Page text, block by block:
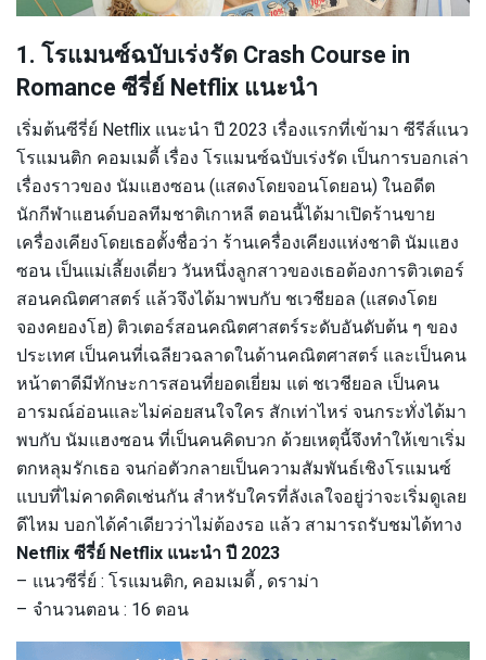
1. โรแมนซ์ฉบับเร่งรัด Crash Course in
Romance ซีรี่ย์ Netflix แนะนำ
เริ่มต้นซีรี่ย์ Netflix แนะนำ ปี 2023 เรื่องแรกที่เข้ามา ซีรีส์แนว
โรแมนติก คอมเมดี้ เรื่อง โรแมนซ์ฉบับเร่งรัด เป็นการบอกเล่า
เรื่องราวของ นัมแฮงซอน (แสดงโดยจอนโดยอน) ในอดีต
นักกีฬาแฮนด์บอลทีมชาติเกาหลี ตอนนี้ได้มาเปิดร้านขาย
เครื่องเคียงโดยเธอตั้งชื่อว่า ร้านเครื่องเคียงแห่งชาติ นัมแฮง
ซอน เป็นแม่เลี้ยงเดี่ยว วันหนึ่งลูกสาวของเธอต้องการติวเตอร์
สอนคณิตศาสตร์ แล้วจึงได้มาพบกับ ชเวชียอล (แสดงโดย
จองคยองโฮ) ติวเตอร์สอนคณิตศาสตร์ระดับอันดับต้น ๆ ของ
ประเทศ เป็นคนที่เฉลียวฉลาดในด้านคณิตศาสตร์ และเป็นคน
หน้าตาดีมีทักษะการสอนที่ยอดเยี่ยม แต่ ชเวชียอล เป็นคน
อารมณ์อ่อนและไม่ค่อยสนใจใคร สักเท่าไหร่ จนกระทั่งได้มา
พบกับ นัมแฮงซอน ที่เป็นคนคิดบวก ด้วยเหตุนี้จึงทำให้เขาเริ่ม
ตกหลุมรักเธอ จนก่อตัวกลายเป็นความสัมพันธ์เชิงโรแมนซ์
แบบที่ไม่คาดคิดเช่นกัน สำหรับใครที่ลังเลใจอยู่ว่าจะเริ่มดูเลย
ดีไหม บอกได้คำเดียวว่าไม่ต้องรอ แล้ว สามารถรับชมได้ทาง
Netflix ซีรี่ย์ Netflix แนะนำ ปี 2023
– แนวซีรี่ย์ : โรแมนติก, คอมเมดี้ , ดราม่า
– จำนวนตอน : 16 ตอน